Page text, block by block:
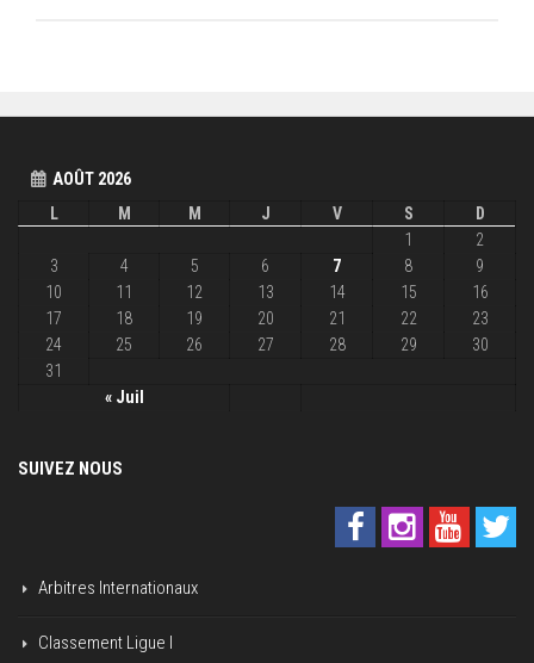
AOÛT 2026
L
M M J V S D
« Juil
1
2
3
4 5 6 7 8
9
10
11 12 13 14 15
16
17
18 19 20 21 22
23
24
25 26 27 28 29
30
31
SUIVEZ NOUS
Arbitres Internationaux
Classement Ligue I